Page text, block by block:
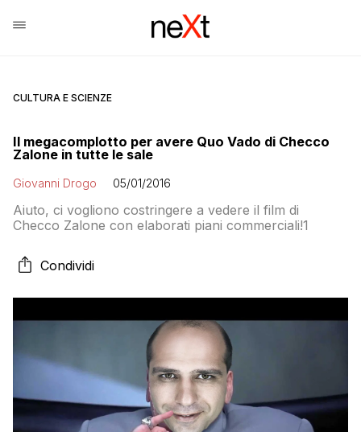
CULTURA E SCIENZE
Il megacomplotto per avere Quo Vado di Checco
Zalone in tutte le sale
Giovanni Drogo 05/01/2016
Aiuto, ci vogliono costringere a vedere il film di
Checco Zalone con elaborati piani commerciali!1
Condividi